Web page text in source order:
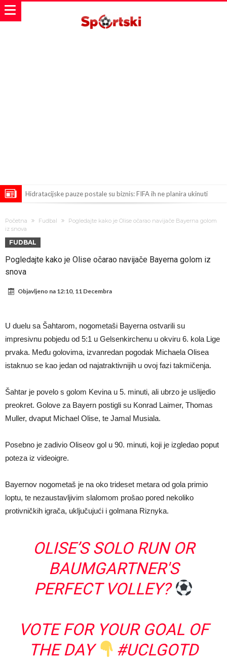
Hidratacijske pauze postale su biznis: FIFA ih ne planira ukinuti
Atletika?!
Ovo se Novaku nikad nije dešavalo: Sinner i Alcaraz odustaju, a
Zverev se odmah “raspao”
Infantino imao ljubavnicu: Isplivale skandalozne informacije, dobila je
novac od UEFA
Mourinho uvodi strogu disciplinu u Real Madrid. Ovo su tri nova
Mudrik se vratio na teren nakon više od 600 dana. Odmah ide na
posudbu?
Real Madrid odlučio: Endrick ide u Premier ligu!
Početna Fudbal
Pogledajte kako je Olise očarao navijače Bayerna golom
iz snova
FUDBAL
Pogledajte kako je Olise očarao navijače Bayerna golom iz
snova
Objavljeno na 12:10, 11 Decembra
U duelu sa Šahtarom, nogometaši Bayerna ostvarili su
impresivnu pobjedu od 5:1 u Gelsenkirchenu u okviru 6. kola Lige
prvaka. Među golovima, izvanredan pogodak Michaela Olisea
istaknuo se kao jedan od najatraktivnijih u ovoj fazi takmičenja.
Šahtar je povelo s golom Kevina u 5. minuti, ali ubrzo je uslijedio
preokret. Golove za Bayern postigli su Konrad Laimer, Thomas
Muller, dvaput Michael Olise, te Jamal Musiala.
Posebno je zadivio Oliseov gol u 90. minuti, koji je izgledao poput
poteza iz videoigre.
Bayernov nogometaš je na oko trideset metara od gola primio
loptu, te nezaustavljivim slalomom prošao pored nekoliko
protivničkih igrača, uključujući i golmana Riznyka.
OLISE’S SOLO RUN OR
BAUMGARTNER'S
PERFECT VOLLEY?
VOTE FOR YOUR GOAL OF
THE DAY
#UCLGOTD